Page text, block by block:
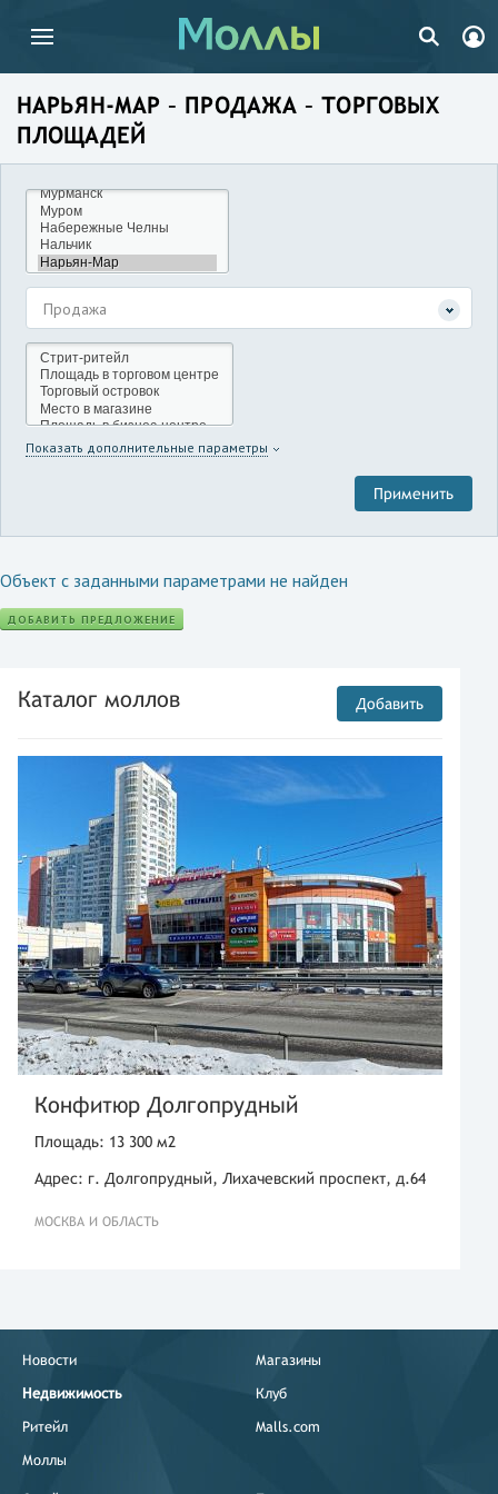
НАРЬЯН-МАР – ПРОДАЖА – ТОРГОВЫХ
ПЛОЩАДЕЙ
Продажа
Показать дополнительные параметры
Объект с заданными параметрами не найден
ДОБАВИТЬ ПРЕДЛОЖЕНИЕ
Каталог моллов Добавить
Конфитюр Долгопрудный
Площадь: 13 300 м2
Адрес: г. Долгопрудный, Лихачевский проспект, д.64
МОСКВА И ОБЛАСТЬ
Новости
Недвижимость
Ритейл
Моллы
Магазины
Клуб
Malls.com